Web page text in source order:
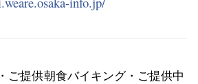
ご提供朝食バイキング・ご提供中